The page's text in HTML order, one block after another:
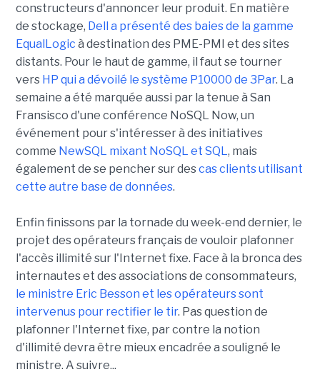
constructeurs d'annoncer leur produit. En matière
de stockage, Dell a présenté des baies de la gamme
EqualLogic à destination des PME-PMI et des sites
distants. Pour le haut de gamme, il faut se tourner
vers HP qui a dévoilé le système P10000 de 3Par. La
semaine a été marquée aussi par la tenue à San
Fransisco d'une conférence NoSQL Now, un
événement pour s'intéresser à des initiatives
comme NewSQL mixant NoSQL et SQL, mais
également de se pencher sur descas clients utilisant
cette autre base de données.
Enfin finissons par la tornade du week-end dernier, le
projet des opérateurs français de vouloir plafonner
l'accès illimité sur l'Internet fixe. Face à la bronca des
internautes et des associations de consommateurs,
le ministre Eric Besson et les opérateurs sont
intervenus pour rectifier le tir. Pas question de
plafonner l'Internet fixe, par contre la notion
d'illimité devra être mieux encadrée a souligné le
ministre. A suivre...